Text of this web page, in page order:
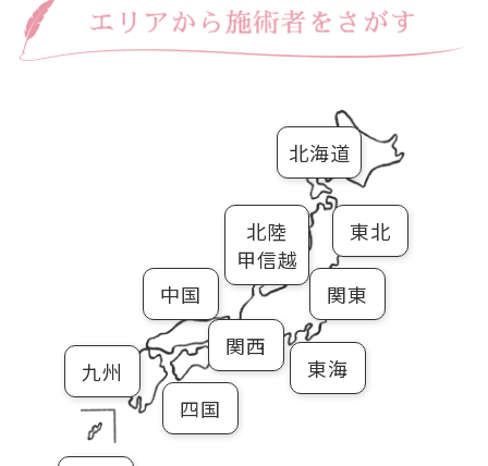
北海道
東北
北陸
甲信越
関東
東海
関西
中国
四国
九州